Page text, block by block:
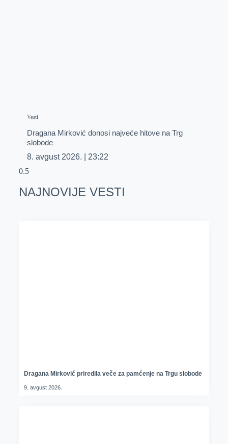
Vesti
Dragana Mirković donosi najveće hitove na Trg
slobode
8. avgust 2026.
23:22
NAJNOVIJE VESTI
Dragana Mirković priredila veče za pamćenje na Trgu slobode
9. avgust 2026.